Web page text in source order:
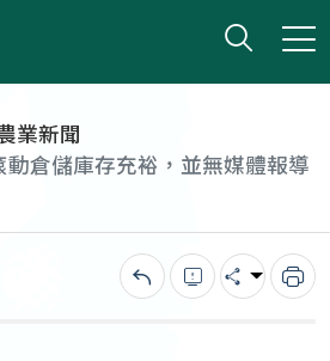
打開
小版
業新聞
動倉儲庫存充裕，並無媒體報導
回上一頁錯誤回報
分享 列